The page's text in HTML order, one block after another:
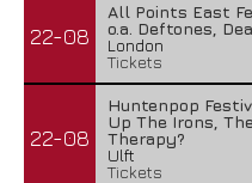
22-08
All Points East
o.a. Deftones,
London
Tickets
22-08
Huntenpop
Up The Irons,
Therapy?
Ulft
Tickets